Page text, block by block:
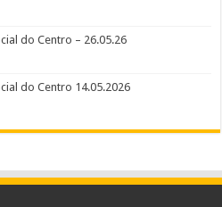
do Centro – 26.05.26
do Centro 14.05.2026